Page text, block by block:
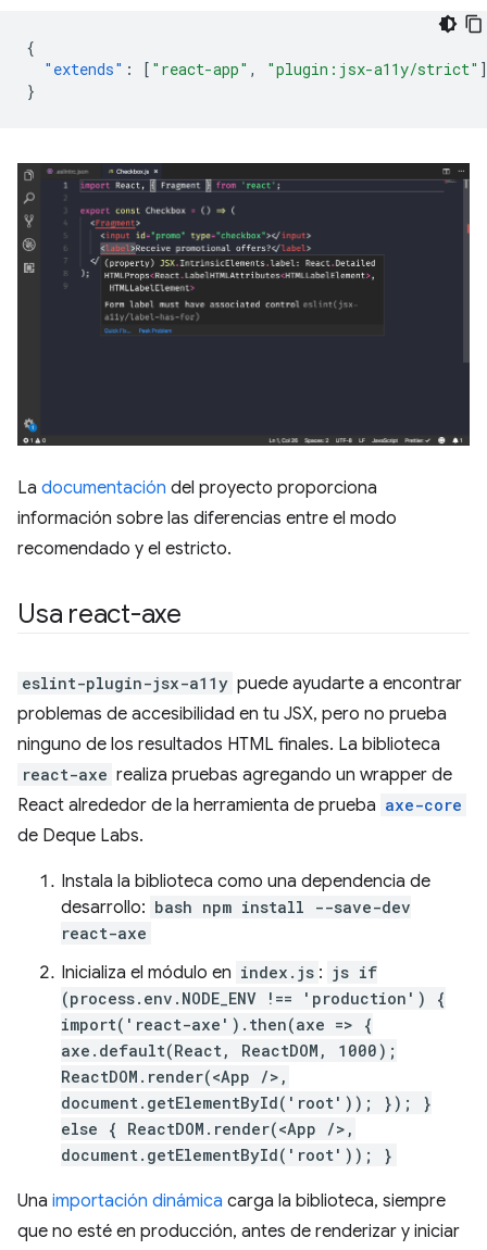
{
"extends" : [ "react-app" , "plugin:jsx-a11y/strict" ]
}
La documentación del proyecto proporciona
información sobre las diferencias entre el modo
recomendado y el estricto.
Usa react-axe
eslint-plugin-jsx-a11y puede ayudarte a encontrar
problemas de accesibilidad en tu JSX, pero no prueba
ninguno de los resultados HTML finales. La biblioteca
react-axe realiza pruebas agregando un wrapper de
React alrededor de la herramienta de prueba axe-core
de Deque Labs.
Instala la biblioteca como una dependencia de
desarrollo: bash npm install --save-dev
react-axe
Inicializa el módulo en index.js : js if
(process.env.NODE_ENV !== 'production') {
import('react-axe').then(axe => {
axe.default(React, ReactDOM, 1000);
ReactDOM.render(<App />,
document.getElementById('root')); }); }
else { ReactDOM.render(<App />,
document.getElementById('root')); }
Una importación dinámica carga la biblioteca, siempre
que no esté en producción, antes de renderizar y iniciar